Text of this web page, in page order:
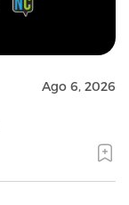
Ago 6, 2026